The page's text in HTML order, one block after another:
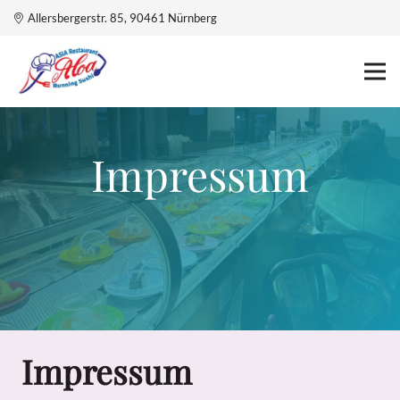
Allersbergerstr. 85, 90461 Nürnberg
Impressum
Impressum